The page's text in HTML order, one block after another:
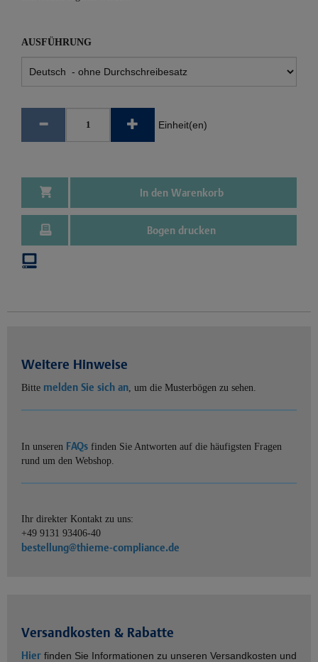
AUSFÜHRUNG
Einheit(en)
In den Warenkorb
Bogen drucken
Weitere Hinweise
Bitte melden Sie sich an, um die Musterbögen zu sehen.
In unseren FAQs finden Sie Antworten auf die häufigsten Fragen
rund um den Webshop.
Ihr direkter Kontakt zu uns:
+49 9131 93406-40
bestellung@thieme-compliance.de
Versandkosten & Rabatte
Hier finden Sie Informationen zu unseren Versandkosten und